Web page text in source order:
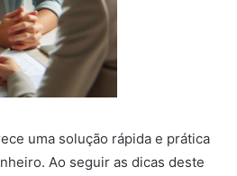
uma solução rápida e prática
Ao seguir as dicas deste